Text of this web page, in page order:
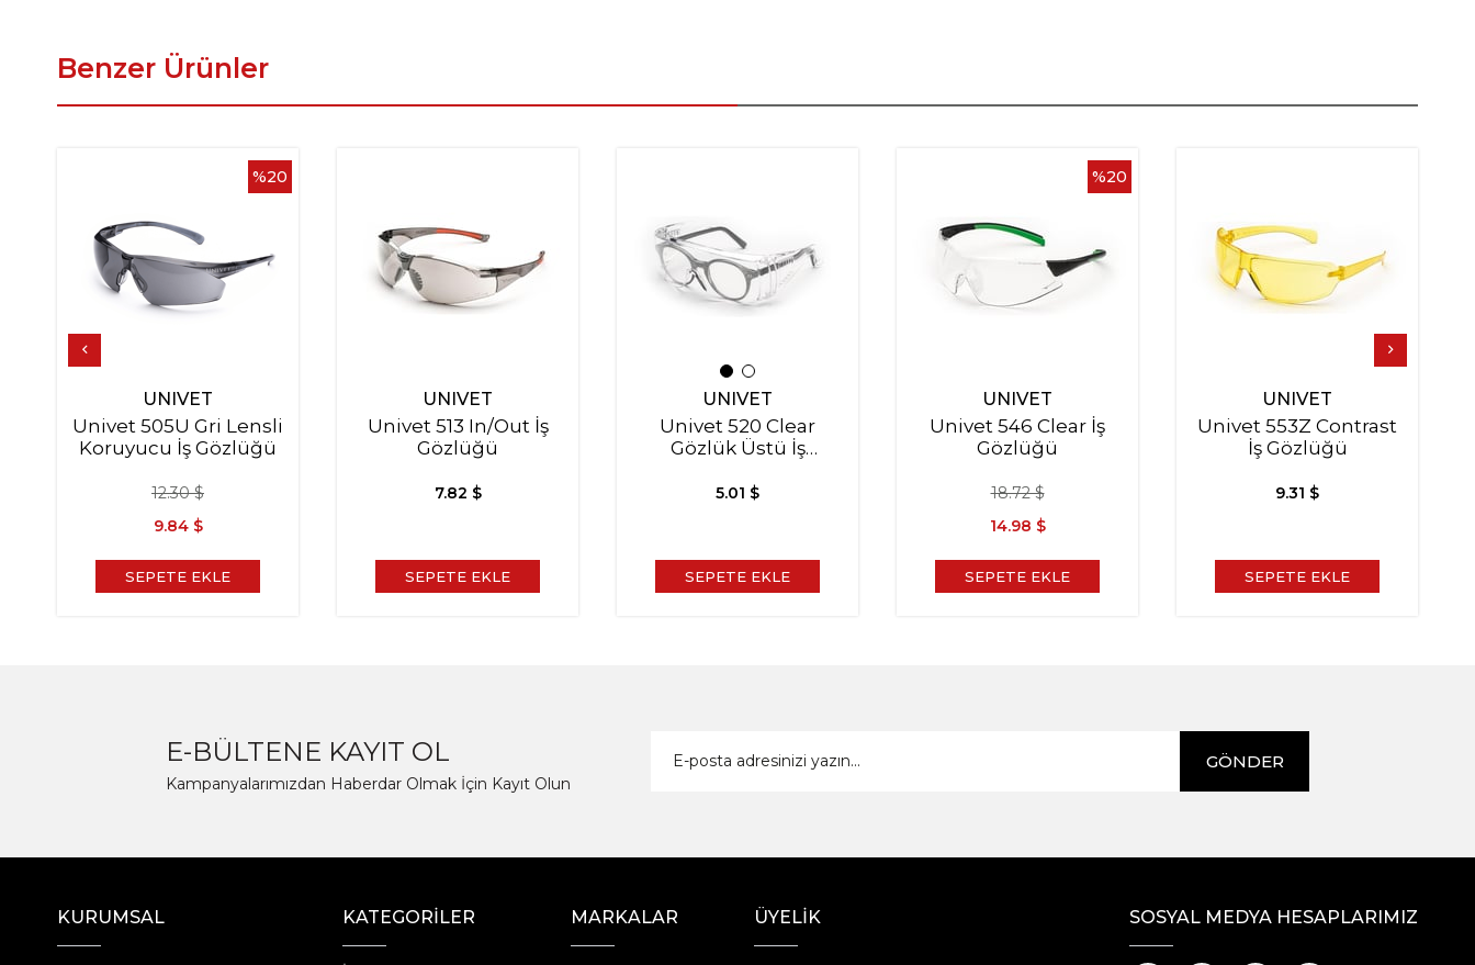
Benzer Ürünler
UNIVET
Univet 505U Gri Lensli
Koruyucu İş Gözlüğü
9.84 $
12.30 $
SEPETE EKLE
%20
UNIVET
Univet 513 In/Out İş
Gözlüğü
7.82 $
SEPETE EKLE
UNIVET
Univet 520 Clear
Gözlük Üstü İş
5.01 $
SEPETE EKLE
UNIVET
Univet 546 Clear İş
Gözlüğü
14.98 $
18.72 $
SEPETE EKLE
%20
UNIVET
Univet 553Z Contrast
İş Gözlüğü
9.31 $
SEPETE EKLE
E-BÜLTENE KAYIT OL
Kampanyalarımızdan Haberdar Olmak İçin Kayıt Olun
GÖNDER
KURUMSAL KATEGORİLER MARKALAR ÜYELİK SOSYAL MEDYA HESAPLARIMIZ